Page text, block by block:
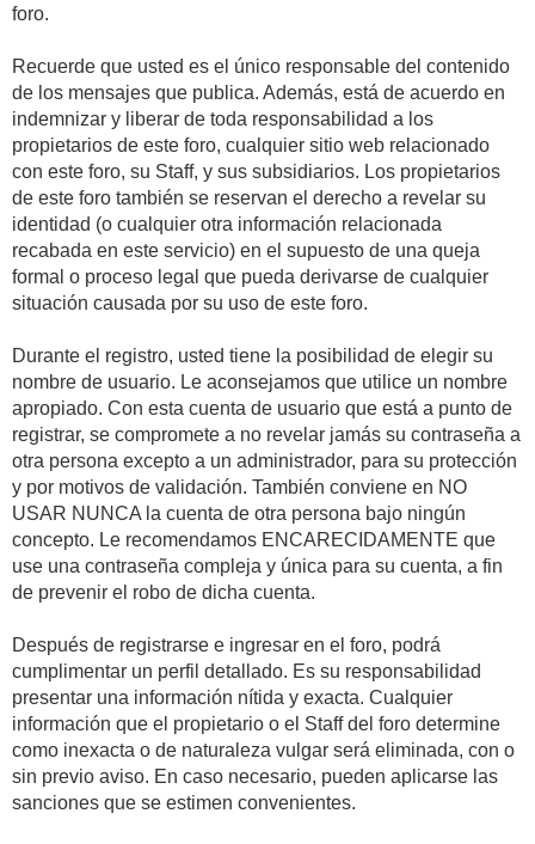
foro.
Recuerde que usted es el único responsable del contenido
de los mensajes que publica. Además, está de acuerdo en
indemnizar y liberar de toda responsabilidad a los
propietarios de este foro, cualquier sitio web relacionado
con este foro, su Staff, y sus subsidiarios. Los propietarios
de este foro también se reservan el derecho a revelar su
identidad (o cualquier otra información relacionada
recabada en este servicio) en el supuesto de una queja
formal o proceso legal que pueda derivarse de cualquier
situación causada por su uso de este foro.
Durante el registro, usted tiene la posibilidad de elegir su
nombre de usuario. Le aconsejamos que utilice un nombre
apropiado. Con esta cuenta de usuario que está a punto de
registrar, se compromete a no revelar jamás su contraseña a
otra persona excepto a un administrador, para su protección
y por motivos de validación. También conviene en NO
USAR NUNCA la cuenta de otra persona bajo ningún
concepto. Le recomendamos ENCARECIDAMENTE que
use una contraseña compleja y única para su cuenta, a fin
de prevenir el robo de dicha cuenta.
Después de registrarse e ingresar en el foro, podrá
cumplimentar un perfil detallado. Es su responsabilidad
presentar una información nítida y exacta. Cualquier
información que el propietario o el Staff del foro determine
como inexacta o de naturaleza vulgar será eliminada, con o
sin previo aviso. En caso necesario, pueden aplicarse las
sanciones que se estimen convenientes.